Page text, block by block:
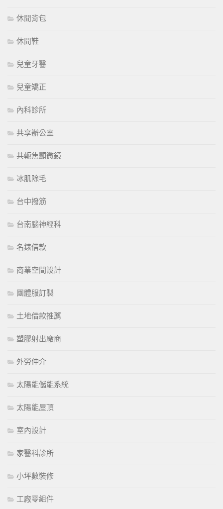
休閒背包
休閒鞋
兒童牙醫
兒童矯正
內科診所
共享辦公室
共軛焦顯微鏡
冰肌除毛
台中撥筋
台南腦神經科
名錶借款
商業空間設計
團體服訂製
土地借款推薦
塑膠射出廠商
外勞仲介
太陽能儲能系統
太陽能屋頂
室內設計
家醫科診所
小坪數裝修
工廠零組件